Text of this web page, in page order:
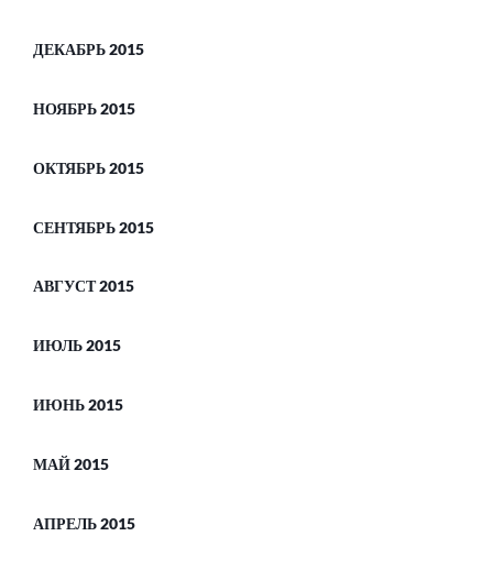
ДЕКАБРЬ 2015
НОЯБРЬ 2015
ОКТЯБРЬ 2015
СЕНТЯБРЬ 2015
АВГУСТ 2015
ИЮЛЬ 2015
ИЮНЬ 2015
МАЙ 2015
АПРЕЛЬ 2015